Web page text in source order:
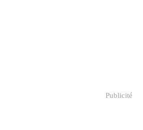
Publicité